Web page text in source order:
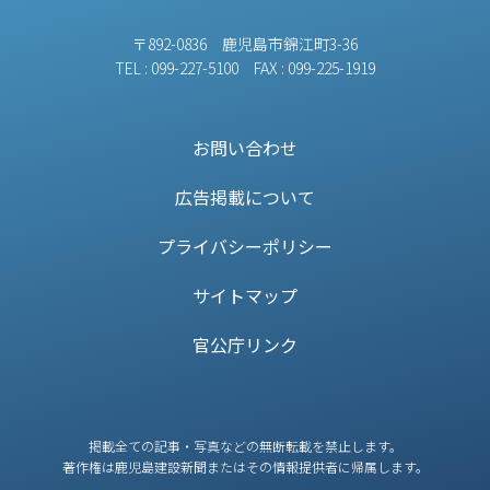
〒892-0836 鹿児島市錦江町3-36
TEL : 099-227-5100 FAX : 099-225-1919
お問い合わせ
広告掲載について
プライバシーポリシー
サイトマップ
官公庁リンク
掲載全ての記事・写真などの無断転載を禁止します。
著作権は鹿児島建設新聞またはその情報提供者に帰属します。